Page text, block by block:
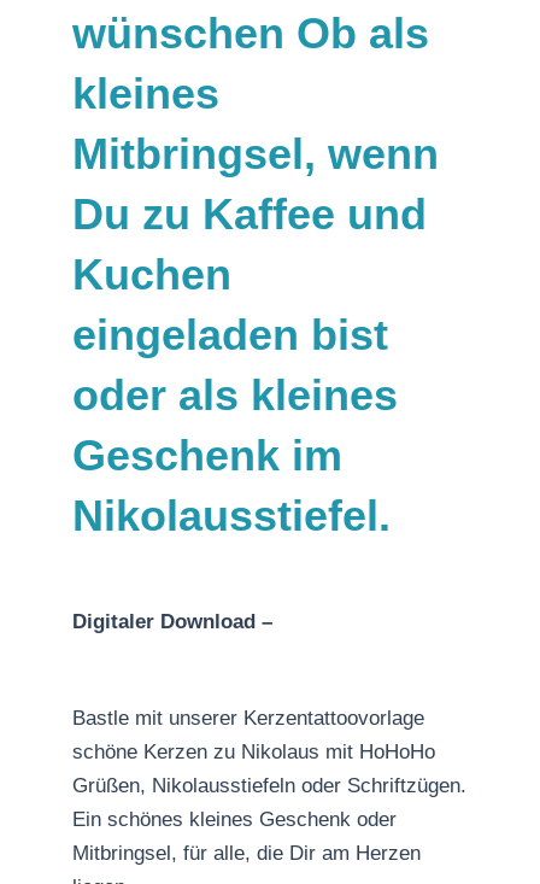
wünschen Ob als
kleines
Mitbringsel, wenn
Du zu Kaffee und
Kuchen
eingeladen bist
oder als kleines
Geschenk im
Nikolausstiefel.
Digitaler Download –
Bastle mit unserer Kerzentattoovorlage
schöne Kerzen zu Nikolaus mit HoHoHo
Grüßen, Nikolausstiefeln oder Schriftzügen.
Ein schönes kleines Geschenk oder
Mitbringsel, für alle, die Dir am Herzen